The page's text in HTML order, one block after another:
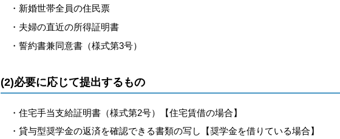
・新婚世帯全員の住民票
・夫婦の直近の所得証明書
・誓約書兼同意書（様式第3号）
(2)必要に応じて提出するもの
・住宅手当支給証明書（様式第2号）【住宅賃借の場合】
・貸与型奨学金の返済を確認できる書類の写し【奨学金を借りている場合】